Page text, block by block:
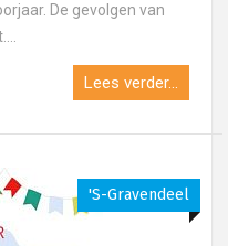
De gevolgen van
Lees verder...
's-Gravendeel